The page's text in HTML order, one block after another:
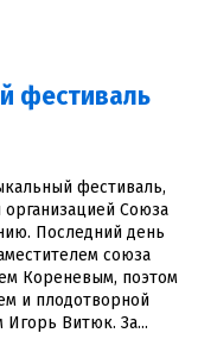
фестиваль
фестиваль,
Союза
Последний день
союза
Кореневым, поэтом
и плодотворной
Игорь Витюк. За...